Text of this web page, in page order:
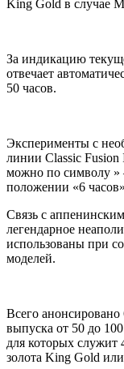
King Gold в случае
За индикацию
отвечает
50 часов.
Эксперименты с
линии Classic Fusion
можно по символу
положении «6
Связь с
легендарное
использованы при
моделей.
Всего
выпуска от 50 до
для которых служит
золота King Gold